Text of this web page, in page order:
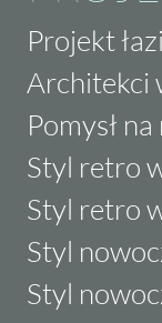
Projekt
Architekci
Pomysł
Styl retro
Styl retro
Styl
Styl